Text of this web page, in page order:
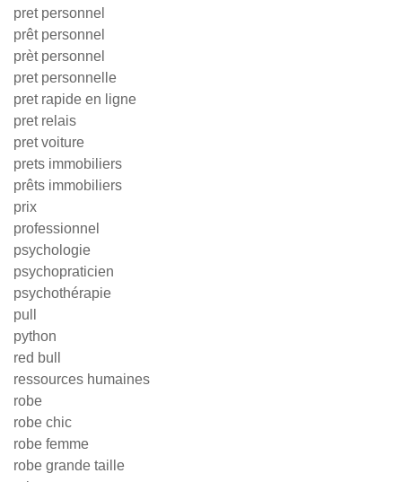
pret personnel
prêt personnel
prèt personnel
pret personnelle
pret rapide en ligne
pret relais
pret voiture
prets immobiliers
prêts immobiliers
prix
professionnel
psychologie
psychopraticien
psychothérapie
pull
python
red bull
ressources humaines
robe
robe chic
robe femme
robe grande taille